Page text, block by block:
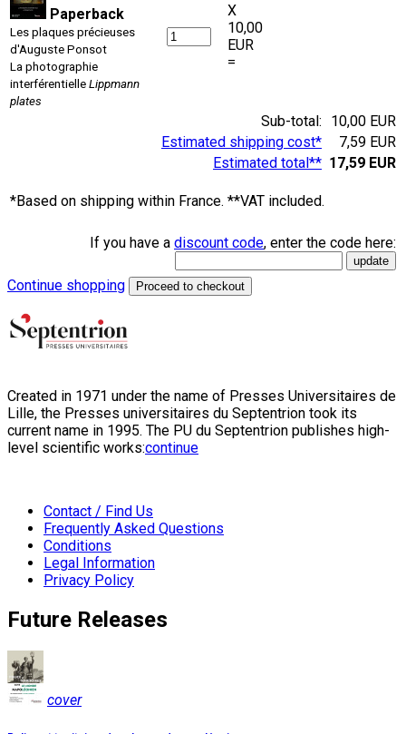
Paperback
Les plaques précieuses
d'Auguste Ponsot
La photographie
interférentielle Lippmann
plates
X
10,00
EUR
=
Sub-total:
10,00 EUR
Estimated shipping cost*
7,59 EUR
Estimated total** 17,59 EUR
*Based on shipping within France. **VAT included.
If you have a discount code, enter the code here:
Continue shopping Proceed to checkout
Created in 1971 under the name of Presses Universitaires de
Lille, the Presses universitaires du Septentrion took its
current name in 1995. The PU du Septentrion publishes high-
level scientific works:continue
Contact / Find Us
Frequently Asked Questions
Conditions
Legal Information
Privacy Policy
Future Releases
cover